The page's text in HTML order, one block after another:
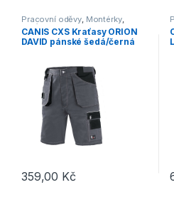
Pracovní oděvy Montérky,
Kraťasy
CANIS CXS Kraťasy ORION
DAVID pánské šedá/černá
359,00 Kč
Tento produkt má více variant.